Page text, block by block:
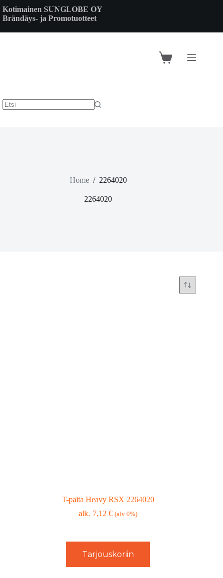
to
content
Kotimainen SUNGLOBE OY
Brändäys- ja Promotuotteet
Shopping
Home / 2264020
2264020
T-paita Heavy RSX 2264020
7,12€ (alv 0%)
Tarjouskoriin